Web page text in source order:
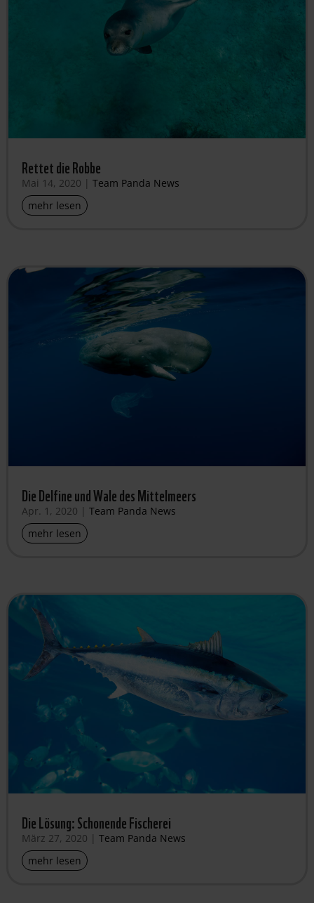
Rettet die Robbe
Mai 14, 2020 | Team Panda News
mehr lesen
Die Delfine und Wale des Mittelmeers
Apr. 1, 2020 | Team Panda News
mehr lesen
Die Lösung: Schonende Fischerei
März 27, 2020 | Team Panda News
mehr lesen